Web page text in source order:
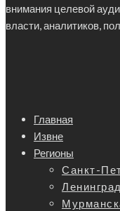
внимания целевой
власти, аналитиков,
Главная
Извне
Регионы
Санкт-